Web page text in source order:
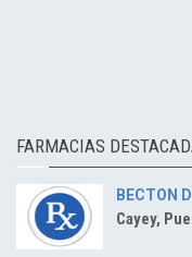
FARMACIAS
BECTON
Cayey,